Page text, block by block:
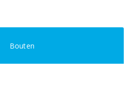
Bouten